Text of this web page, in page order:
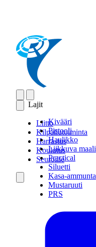
Lajit
Kivääri
Pistooli
Haulikko
Liikkuva maali
Practical
Siluetti
Kasa-ammunta
Mustaruuti
PRS
Liitto
Kilpailutoiminta
Harrastus
Koulutus
Seuroille